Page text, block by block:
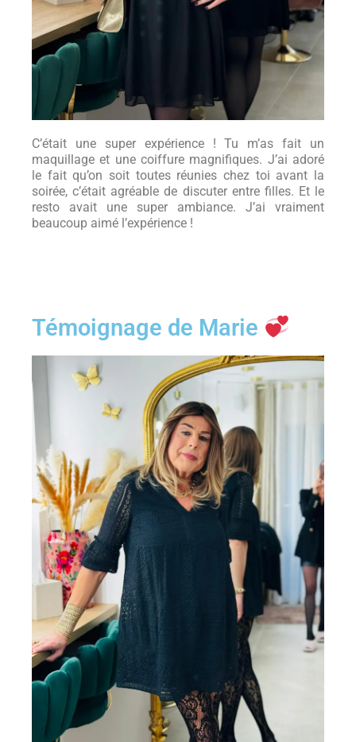
C’était une super expérience ! Tu m’as fait un
maquillage et une coiffure magnifiques. J’ai adoré
le fait qu’on soit toutes réunies chez toi avant la
soirée, c’était agréable de discuter entre filles. Et le
resto avait une super ambiance. J’ai vraiment
beaucoup aimé l’expérience !
Témoignage de Marie